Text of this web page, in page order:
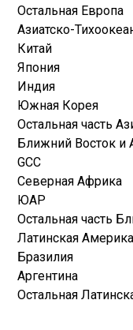
Остальная Европа
Азиатско-
Китай
Япония
Индия
Южная Корея
Остальная часть
Ближний Восток и
GCC
Северная Африка
ЮАР
Остальная часть
Латинская Америка
Бразилия
Аргентина
Остальная